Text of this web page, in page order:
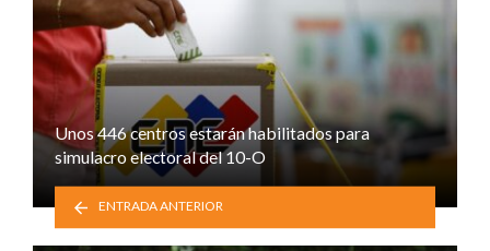
Unos 446 centros estarán habilitados para
simulacro electoral del 10-O
ENTRADA ANTERIOR